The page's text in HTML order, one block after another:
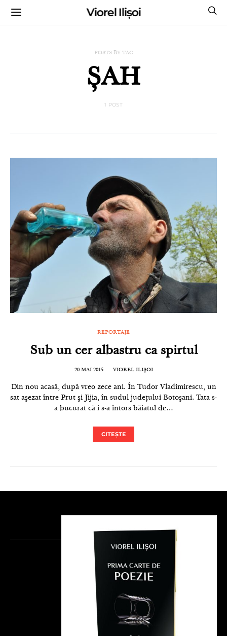
Viorel Ilișoi
POSTS BY TAG
ȘAH
1 POST
REPORTAJE
Sub un cer albastru ca spirtul
20 MAI 2015 VIOREL ILIȘOI
Din nou acasă, după vreo zece ani. În Tudor Vladimirescu, un
sat aşezat între Prut şi Jijia, în sudul judeţului Botoşani. Tata s-
a bucurat că i s-a întors băiatul de…
CITEȘTE
CUMPĂRĂ CĂRȚILE MELE CU AUTOGRAF